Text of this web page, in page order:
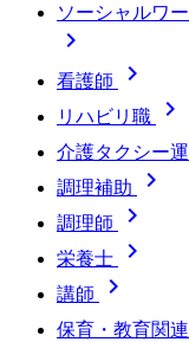
ソーシャルワ

看護師 
リハビリ職 
介護タクシー
調理補助 
調理師 
栄養士 
講師 
保育・教育関